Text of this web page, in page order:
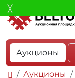
Аукционы
Аукционы